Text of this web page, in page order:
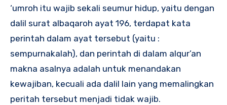
‘umroh itu wajib sekali seumur hidup, yaitu dengan
dalil surat albaqaroh ayat 196, terdapat kata
perintah dalam ayat tersebut (yaitu :
sempurnakalah), dan perintah di dalam alqur’an
makna asalnya adalah untuk menandakan
kewajiban, kecuali ada dalil lain yang memalingkan
peritah tersebut menjadi tidak wajib.